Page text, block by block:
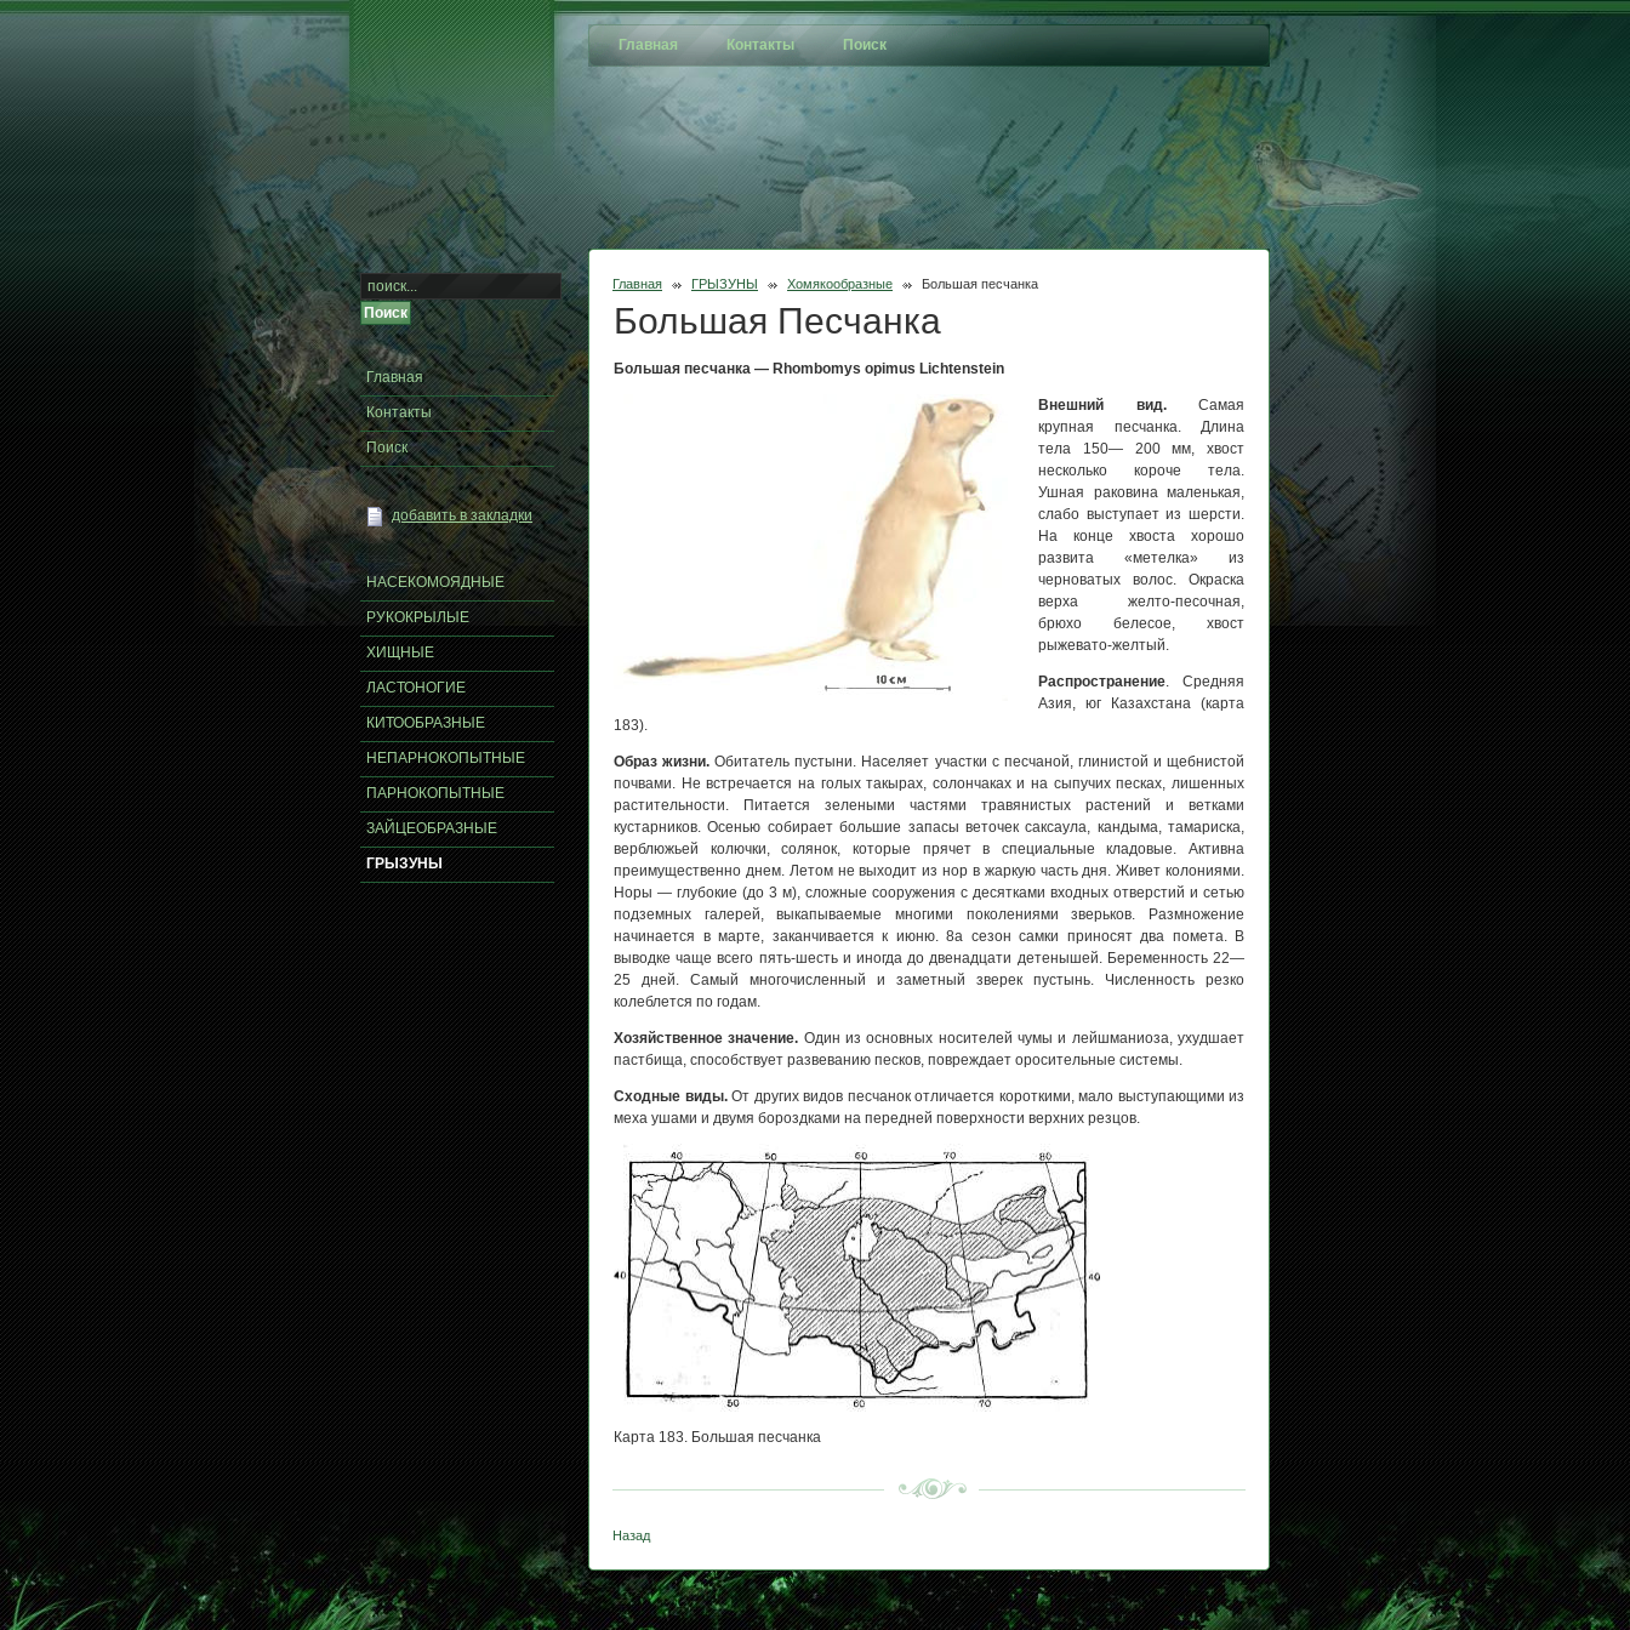
Главная Контакты Поиск
Главная ГРЫЗУНЫ Хомякообразные Большая песчанка
Большая Песчанка
Большая песчанка — Rhombomys opimus Lichtenstein
Внешний вид.Самая
крупная песчанка. Длина
тела 150— 200 мм, хвост
несколько короче тела.
Ушная раковина маленькая,
слабо выступает из шерсти.
На конце хвоста хорошо
развита «метелка» из
черноватых волос. Окраска
верха желто-песочная,
брюхо белесое, хвост
рыжевато-желтый.
Распространение. Средняя
Азия, юг Казахстана (карта
183).
Образ жизни. Обитатель пустыни. Населяет участки с песчаной, глинистой и щебнистой
почвами. Не встречается на голых такырах, солончаках и на сыпучих песках, лишенных
растительности. Питается зелеными частями травянистых растений и ветками
кустарников. Осенью собирает большие запасы веточек саксаула, кандыма, тамариска,
верблюжьей колючки, солянок, которые прячет в специальные кладовые. Активна
преимущественно днем. Летом не выходит из нор в жаркую часть дня. Живет колониями.
Норы — глубокие (до 3 м), сложные сооружения с десятками входных отверстий и сетью
подземных галерей, выкапываемые многими поколениями зверьков. Размножение
начинается в марте, заканчивается к июню. 8а сезон самки приносят два помета. В
выводке чаще всего пять-шесть и иногда до двенадцати детенышей. Беременность 22—
25 дней. Самый многочисленный и заметный зверек пустынь. Численность резко
колеблется по годам.
Хозяйственное значение. Один из основных носителей чумы и лейшманиоза, ухудшает
пастбища, способствует развеванию песков, повреждает оросительные системы.
Сходные виды.От других видов песчанок отличается короткими, мало выступающими из
меха ушами и двумя бороздками на передней поверхности верхних резцов.
Карта 183. Большая песчанка
Назад
Главная
Контакты
Поиск
добавить в закладки
НАСЕКОМОЯДНЫЕ
РУКОКРЫЛЫЕ
ХИЩНЫЕ
ЛАСТОНОГИЕ
КИТООБРАЗНЫЕ
НЕПАРНОКОПЫТНЫЕ
ПАРНОКОПЫТНЫЕ
ЗАЙЦЕОБРАЗНЫЕ
ГРЫЗУНЫ